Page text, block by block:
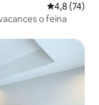
4,8 de
4,8 (74)
o feina